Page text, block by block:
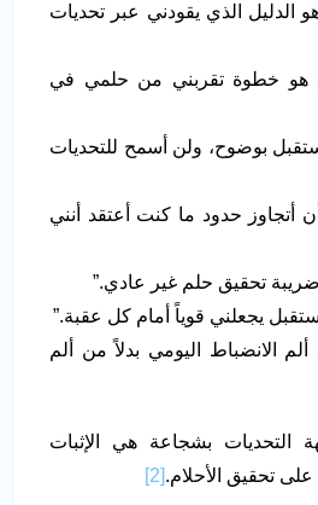
الدليل الذي يقودني عبر تحديات
هو خطوة تقربني من حلمي في
بوضوح، ولن أسمح للتحديات
أتجاوز حدود ما كنت أعتقد أنني
تحقيق حلم غير عادي.”
يجعلني قوياً أمام كل عقبة.”
الانضباط اليومي بدلاً من ألم
التحديات بشجاعة هي الإثبات
على تحقيق الأحلام.[2]